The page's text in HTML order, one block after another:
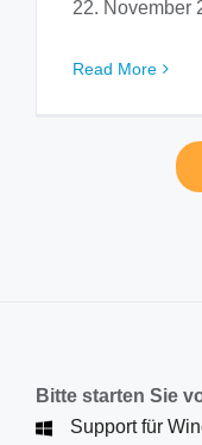
22. November
Read More
Bitte starten Sie
Support für